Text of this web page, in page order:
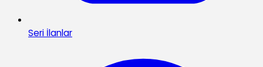
Seri İlanlar